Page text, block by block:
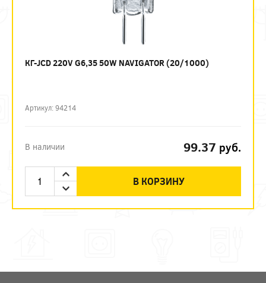
КГ-JCD 220V G6,35 50W NAVIGATOR (20/1000)
Артикул: 94214
В наличии 99.37 руб.
В КОРЗИНУ